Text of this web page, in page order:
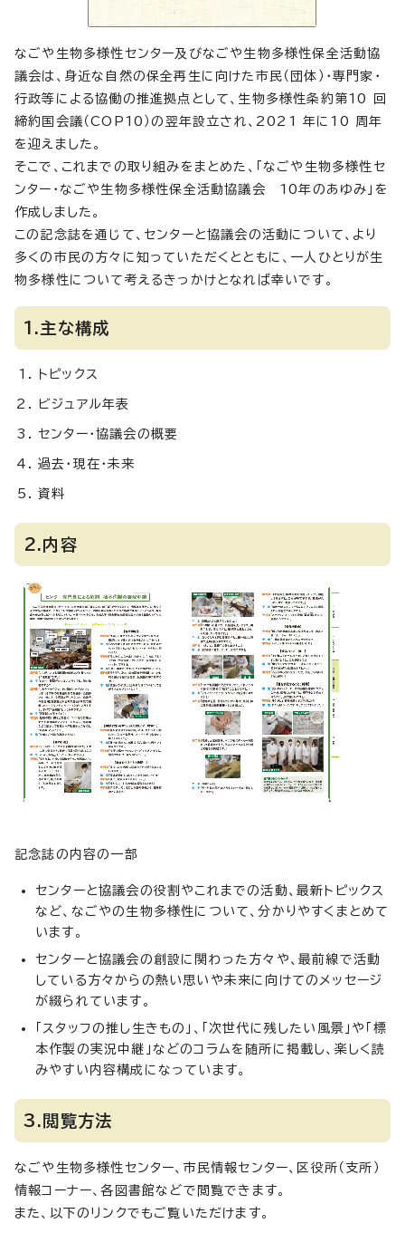
なごや生物多様性センター及びなごや生物多様性保全活動協
議会は、身近な自然の保全再生に向けた市民（団体）・専門家・
行政等による協働の推進拠点として、生物多様性条約第10 回
締約国会議（COP10）の翌年設立され、2021 年に10 周年
を迎えました。
そこで、これまでの取り組みをまとめた、「なごや生物多様性セ
ンター・なごや生物多様性保全活動協議会 10年のあゆみ」を
作成しました。
この記念誌を通じて、センターと協議会の活動について、より
多くの市民の方々に知っていただくとともに、一人ひとりが生
物多様性について考えるきっかけとなれば幸いです。
1.主な構成
トピックス
ビジュアル年表
センター・協議会の概要
過去・現在・未来
資料
2.内容
記念誌の内容の一部
センターと協議会の役割やこれまでの活動、最新トピックス
など、なごやの生物多様性について、分かりやすくまとめて
います。
センターと協議会の創設に関わった方々や、最前線で活動
している方々からの熱い思いや未来に向けてのメッセージ
が綴られています。
「スタッフの推し生きもの」、「次世代に残したい風景」や「標
本作製の実況中継」などのコラムを随所に掲載し、楽しく読
みやすい内容構成になっています。
3.閲覧方法
なごや生物多様性センター、市民情報センター、区役所（支所）
情報コーナー、各図書館などで閲覧できます。
また、以下のリンクでもご覧いただけます。